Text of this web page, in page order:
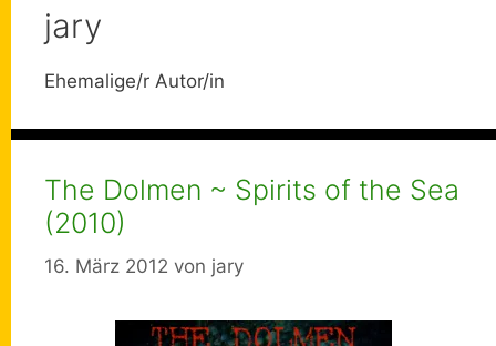
jary
Ehemalige/r Autor/in
The Dolmen ~ Spirits of the Sea
(2010)
16. März 2012 von jary